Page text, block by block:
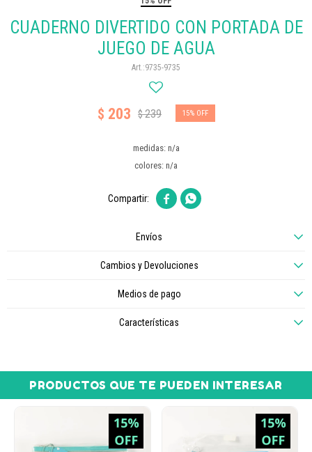
CUADERNO DIVERTIDO CON PORTADA DE
JUEGO DE AGUA
9735-9735
$ 203 $239 15
medidas: n/a
colores: n/a
 
Envíos
Cambios y Devoluciones
Medios de pago
Características
PRODUCTOS QUE TE PUEDEN INTERESAR